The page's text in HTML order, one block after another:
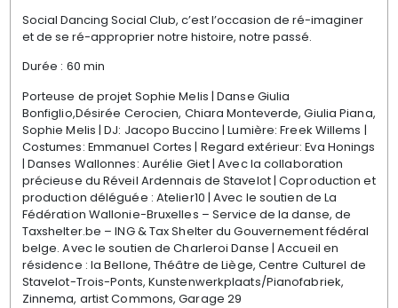
Social Dancing Social Club, c’est l’occasion de ré-imaginer
et de se ré-approprier notre histoire, notre passé.
Durée : 60 min
Porteuse de projet Sophie Melis | Danse Giulia
Bonfiglio,Désirée Cerocien, Chiara Monteverde, Giulia Piana,
Sophie Melis | DJ: Jacopo Buccino | Lumière: Freek Willems |
Costumes: Emmanuel Cortes | Regard extérieur: Eva Honings
| Danses Wallonnes: Aurélie Giet | Avec la collaboration
précieuse du Réveil Ardennais de Stavelot | Coproduction et
production déléguée : Atelier10 | Avec le soutien de La
Fédération Wallonie-Bruxelles – Service de la danse, de
Taxshelter.be – ING & Tax Shelter du Gouvernement fédéral
belge. Avec le soutien de Charleroi Danse | Accueil en
résidence : la Bellone, Théâtre de Liège, Centre Culturel de
Stavelot-Trois-Ponts, Kunstenwerkplaats/Pianofabriek,
Zinnema, artist Commons, Garage 29